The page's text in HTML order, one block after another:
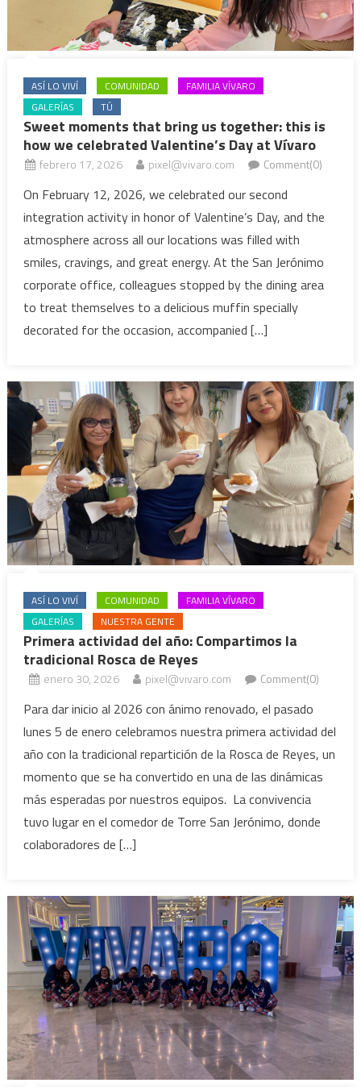
ASÍ LO VIVÍ COMUNIDAD
FAMILIA VÍVARO
GALERÍAS
TÚ
Sweet moments that bring us together: this is
how we celebrated Valentine’s Day at Vívaro
febrero 17, 2026 pixel@vivaro.com Comment(0)
On February 12, 2026, we celebrated our second
integration activity in honor of Valentine’s Day, and the
atmosphere across all our locations was filled with
smiles, cravings, and great energy. At the San Jerónimo
corporate office, colleagues stopped by the dining area
to treat themselves to a delicious muffin specially
decorated for the occasion, accompanied […]
ASÍ LO VIVÍ COMUNIDAD
FAMILIA VÍVARO
GALERÍAS
NUESTRA GENTE
Primera actividad del año: Compartimos la
tradicional Rosca de Reyes
enero 30, 2026 pixel@vivaro.com Comment(0)
Para dar inicio al 2026 con ánimo renovado, el pasado
lunes 5 de enero celebramos nuestra primera actividad del
año con la tradicional repartición de la Rosca de Reyes, un
momento que se ha convertido en una de las dinámicas
más esperadas por nuestros equipos. La convivencia
tuvo lugar en el comedor de Torre San Jerónimo, donde
colaboradores de […]